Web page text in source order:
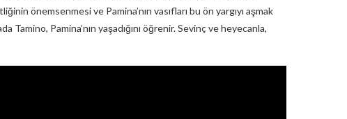
önemsenmesi ve Pamina’nın vasıfları bu ön yargıyı aşmak
Tamino, Pamina’nın yaşadığını öğrenir. Sevinç ve heyecanla,